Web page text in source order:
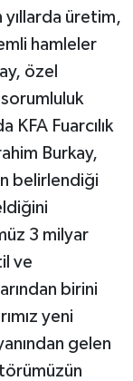
yıllarda üretim,
hamleler
özel
Fuarcılık
Burkay,
belirlendiği
3 milyar
ve
birini
yeni
gelen